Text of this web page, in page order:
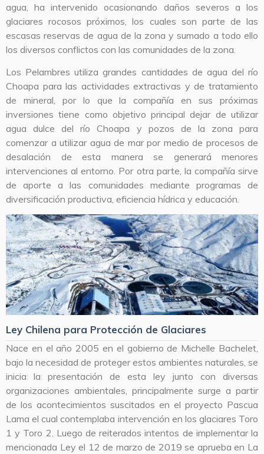
agua, ha intervenido ocasionando daños severos a los
glaciares rocosos próximos, los cuales son parte de las
escasas reservas de agua de la zona y sumado a todo ello
los diversos conflictos con las comunidades de la zona.
Los Pelambres utiliza grandes cantidades de agua del río
Choapa para las actividades extractivas y de tratamiento
de mineral, por lo que la compañía en sus próximas
inversiones tiene como objetivo principal dejar de utilizar
agua dulce del río Choapa y pozos de la zona para
comenzar a utilizar agua de mar por medio de procesos de
desalación de esta manera se generará menores
intervenciones al entorno. Por otra parte, la compañía sirve
de aporte a las comunidades mediante programas de
diversificación productiva, eficiencia hídrica y educación.
Ley Chilena para Protección de Glaciares
Nace en el año 2005 en el gobierno de Michelle Bachelet,
bajo la necesidad de proteger estos ambientes naturales, se
inicia la presentación de esta ley junto con diversas
organizaciones ambientales, principalmente surge a partir
de los acontecimientos suscitados en el proyecto Pascua
Lama el cual contemplaba intervención en los glaciares Toro
1 y Toro 2. Luego de reiterados intentos de implementar la
mencionada Ley el 12 de marzo de 2019 se aprueba en La